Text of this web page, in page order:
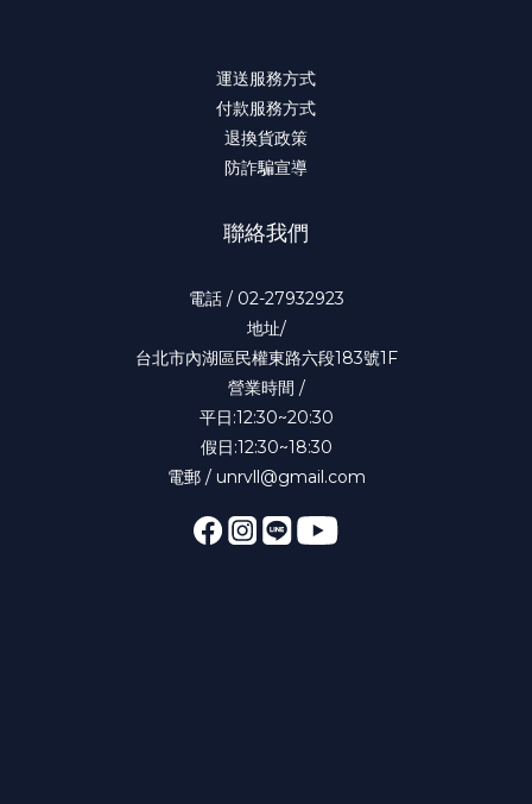
運送服務方式
付款服務方式
退換貨政策
防詐騙宣導
聯絡我們
電話 / 02-27932923
地址/
台北市內湖區民權東路六段183號1F
營業時間 /
平日:12:30~20:30
假日:12:30~18:30
電郵 / unrvll@gmail.com